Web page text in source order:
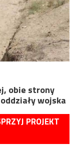
obie strony
wojska
PROJEKT